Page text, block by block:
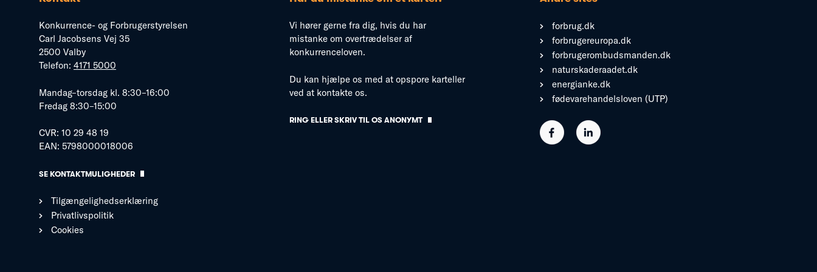
Konkurrence- og Forbrugerstyrelsen
Carl Jacobsens Vej 35
2500 Valby
Telefon: 4171 5000
Mandag–torsdag kl. 8:30–16:00
Fredag 8:30–15:00
CVR: 10 29 48 19
EAN: 5798000018006
SE KONTAKTMULIGHEDER
Tilgængelighedserklæring
Privatlivspolitik
Cookies
Vi hører gerne fra dig, hvis du har
mistanke om overtrædelser af
konkurrenceloven.
Du kan hjælpe os med at opspore karteller
ved at kontakte os.
RING ELLER SKRIV TIL OS ANONYMT
forbrug.dk
forbrugereuropa.dk
forbrugerombudsmanden.dk
naturskaderaadet.dk
energianke.dk
fødevarehandelsloven (UTP)